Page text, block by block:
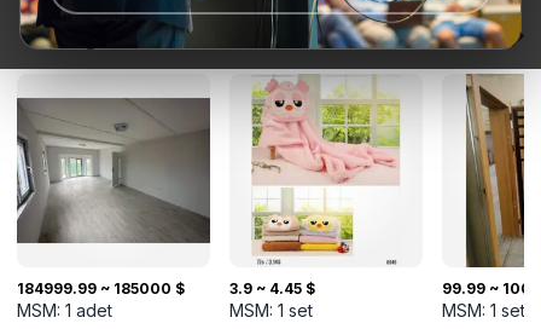
Yeni gelenler
184999.99 ~ 185000 $
MSM: 1 adet
3.9 ~ 4.45 $
MSM: 1 set
99.99 ~ 100
MSM: 1 set